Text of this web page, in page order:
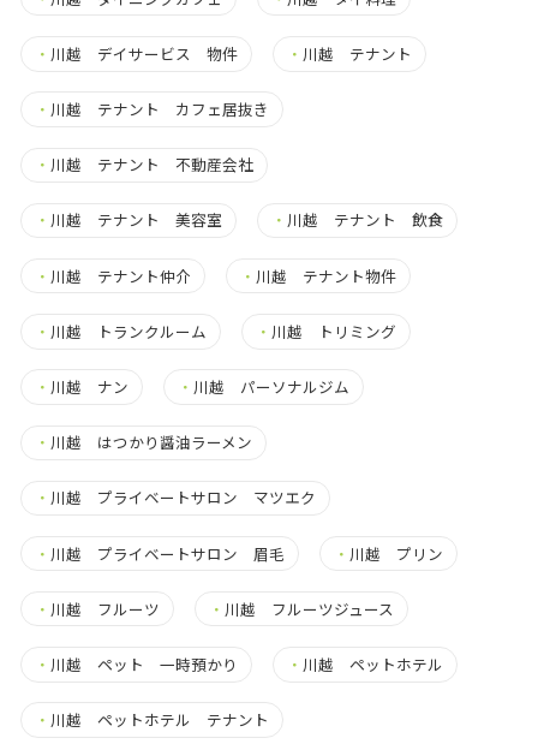
・ 川越 デイサービス 物件 ・ 川越 テナント
・ 川越 テナント カフェ居抜き
・ 川越 テナント 不動産会社
・ 川越 テナント 美容室 ・ 川越 テナント 飲食
・ 川越 テナント仲介 ・ 川越 テナント物件
・ 川越 トランクルーム ・ 川越 トリミング
・ 川越 ナン ・ 川越 パーソナルジム
・ 川越 はつかり醤油ラーメン
・ 川越 プライベートサロン マツエク
・ 川越 プライベートサロン 眉毛 ・ 川越 プリン
・ 川越 フルーツ ・ 川越 フルーツジュース
・ 川越 ペット 一時預かり ・ 川越 ペットホテル
・ 川越 ペットホテル テナント